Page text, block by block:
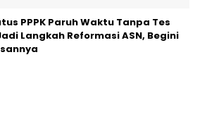
PPPK Paruh Waktu Tanpa Tes
Langkah Reformasi ASN, Begini